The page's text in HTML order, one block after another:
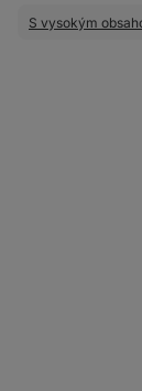
S vysokým